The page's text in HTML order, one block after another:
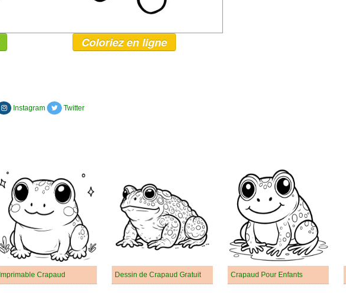
Coloriez en ligne
Instagram Twitter
Imprimable Crapaud Dessin de Crapaud Gratuit Crapaud Pour Enfants